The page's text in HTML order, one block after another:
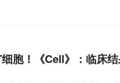
胞！《Cell》：临床